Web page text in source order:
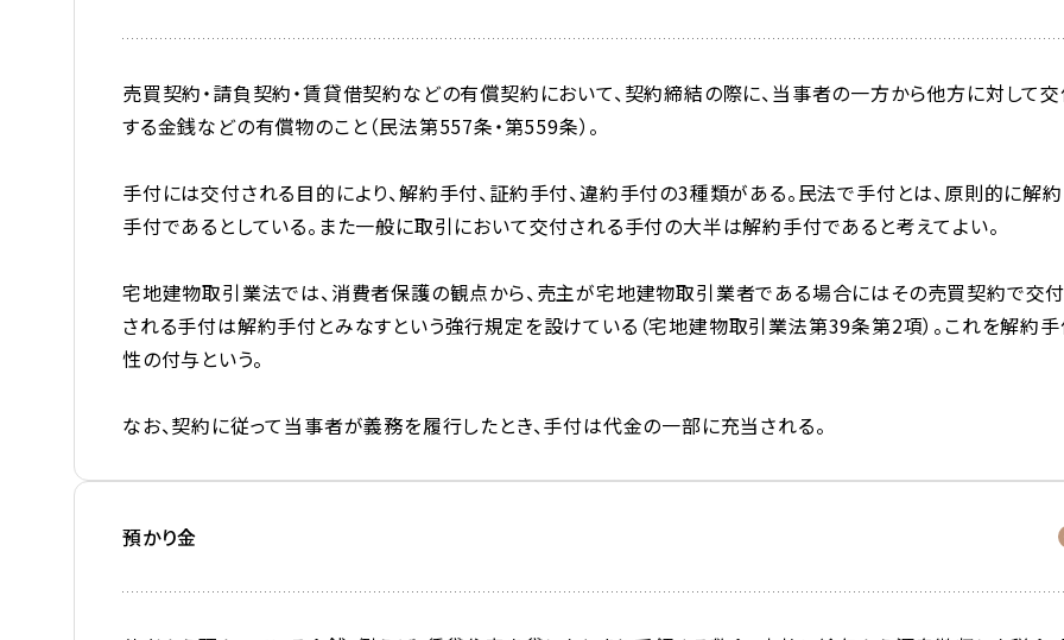
売買契約・請負契約・賃貸借契約などの有償契約において、契約締結の際に、当事者の一方から他方に対して
する金銭などの有償物のこと（民法第557条・第559条）。
手付には交付される目的により、解約手付、証約手付、違約手付の3種類がある。民法で手付とは、原則的に解約
手付であるとしている。また一般に取引において交付される手付の大半は解約手付であると考えてよい。
宅地建物取引業法では、消費者保護の観点から、売主が宅地建物取引業者である場合にはその売買契約で交付
される手付は解約手付とみなすという強行規定を設けている（宅地建物取引業法第39条第2項）。これを解約
性の付与という。
なお、契約に従って当事者が義務を履行したとき、手付は代金の一部に充当される。
預かり金